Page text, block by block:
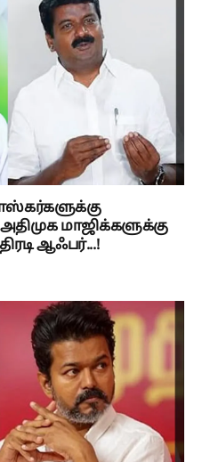
மாஜிக்களுக்கு
ஆஃபர்...!